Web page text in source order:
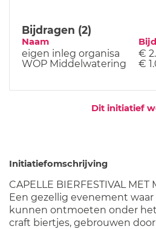
Bijdragen (2)
Naam
eigen inleg organisa €
WOP Middelwatering
€
Dit initiatief
Initiatiefomschrijving
CAPELLE BIERFESTIVAL MET
Een gezellig evenement
kunnen ontmoeten onder
craft biertjes, gebrouwen